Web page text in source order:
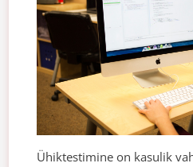
Ühiktestimine on kasulik